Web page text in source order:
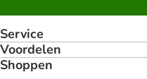
Service
Voordelen
Shoppen